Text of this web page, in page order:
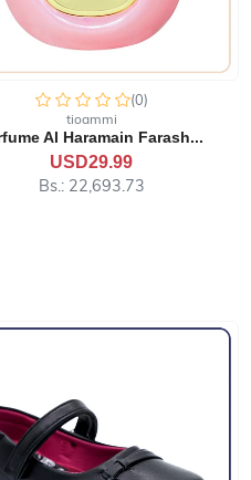
(0)
tioammi
Lattafa Al Areeq G...
USD44.98
Bs.: 34,036.82